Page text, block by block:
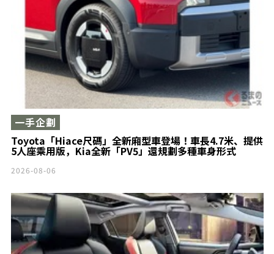
Toyota「Hiace尺碼」全新廂型車登場！車長4.7米、提供
5人座乘用版，Kia全新「PV5」還規劃多種車身形式
一手企劃
2026-08-06